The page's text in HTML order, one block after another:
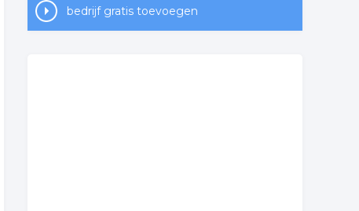
bedrijf gratis toevoegen